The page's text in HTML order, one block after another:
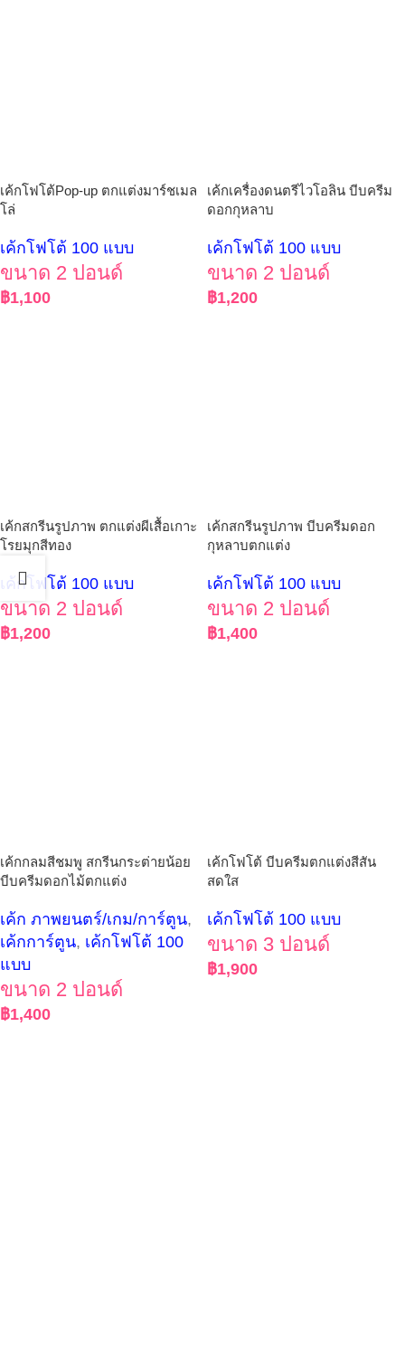
เค้กโฟโต้Pop-up ตกแต่งมาร์ชเมล
โล่
เค้กโฟโต้ 100 แบบ
ขนาด 2 ปอนด์
฿1,100
เค้กเครื่องดนตรีไวโอลิน บีบครีม
ดอกกุหลาบ
เค้กโฟโต้ 100 แบบ
ขนาด 2 ปอนด์
฿1,200
เค้กสกรีนรูปภาพ ตกแต่งผีเสื้อเกาะ
โรยมุกสีทอง
เค้กโฟโต้ 100 แบบ
ขนาด 2 ปอนด์
฿1,200
เค้กสกรีนรูปภาพ บีบครีมดอก
กุหลาบตกแต่ง
เค้กโฟโต้ 100 แบบ
ขนาด 2 ปอนด์
฿1,400
เค้กกลมสีชมพู สกรีนกระต่ายน้อย
บีบครีมดอกไม้ตกแต่ง
เค้ก ภาพยนตร์/เกม/การ์ตูน,
เค้กการ์ตูน, เค้กโฟโต้ 100
แบบ
ขนาด 2 ปอนด์
฿1,400
เค้กโฟโต้ บีบครีมตกแต่งสีสัน
สดใส
เค้กโฟโต้ 100 แบบ
ขนาด 3 ปอนด์
฿1,900